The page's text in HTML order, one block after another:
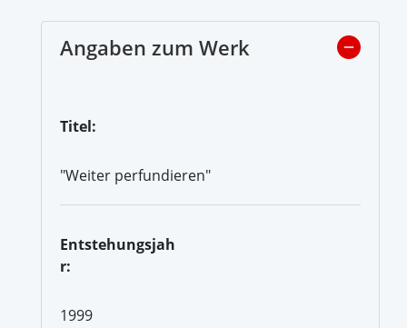
Angaben zum Werk
Titel:
"Weiter perfundieren"
Entstehungsjah
r:
1999